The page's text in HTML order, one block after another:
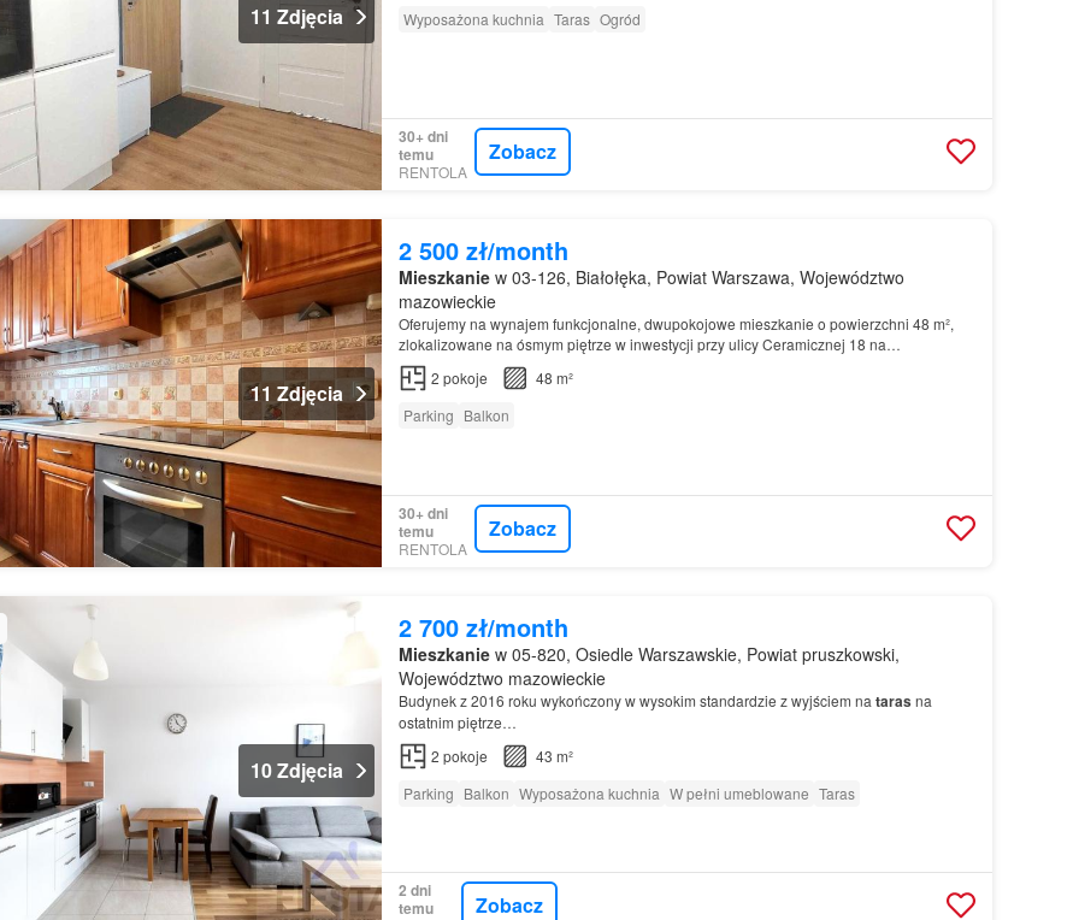
11 Zdjęcia
Wyposażona kuchnia Taras Ogród
30+ dni
temu
RENTOLA
Zobacz
11 Zdjęcia
2 500 zł/month
Mieszkaniew 03-126, Białołęka, Powiat Warszawa, Województwo
mazowieckie
Oferujemy na wynajem funkcjonalne, dwupokojowe mieszkanie o powierzchni 48 m²,
zlokalizowane na ósmym piętrze w inwestycji przy ulicy Ceramicznej 18 na
tarchominie…
2 pokoje
48 m²
Parking Balkon
30+ dni
temu
RENTOLA
Zobacz
10 Zdjęcia
2 700 zł/month
Mieszkaniew 05-820, Osiedle Warszawskie, Powiat pruszkowski,
Województwo mazowieckie
Budynek z 2016 roku wykończony w wysokim standardzie z wyjściem na taras na
ostatnim piętrze…
2 pokoje
43 m²
Parking Balkon Wyposażona kuchnia W pełni umeblowane Taras
2 dni
temu
Zobacz